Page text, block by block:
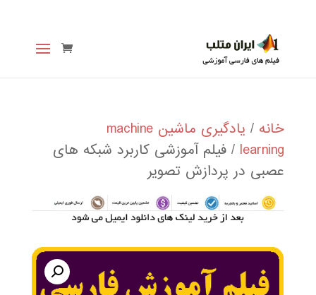
خانه /
یادگیری ماشین machine
learning / فیلم آموزشی کاربرد شبکه های
عصبی در پردازش تصویر